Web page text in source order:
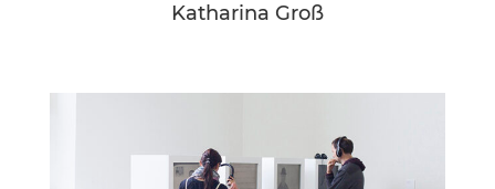
Katharina Groß